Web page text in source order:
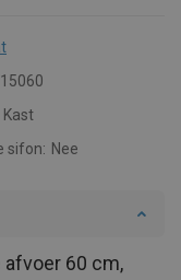
Kast
sifon: Nee
afvoer 60 cm,